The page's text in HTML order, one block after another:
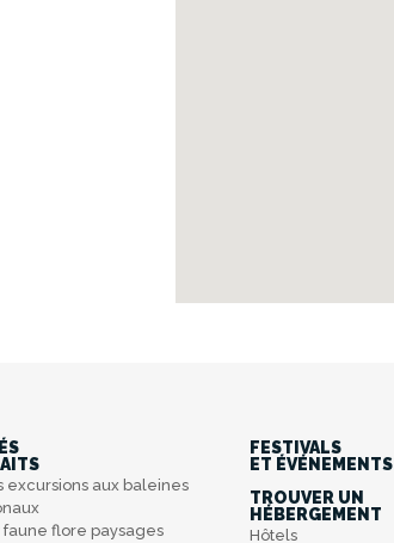
excursions aux baleines
faune flore paysages
FESTIVALS
ET ÉVÉNEMENTS
TROUVER UN
HÉBERGEMENT
Hôtels